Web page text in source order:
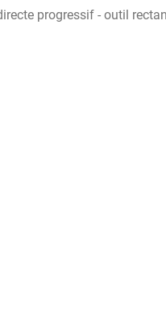
progressif - outil